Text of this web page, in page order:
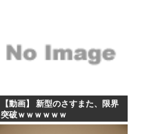
【動画】 新型のさすまた、限界
突破ｗｗｗｗｗｗ